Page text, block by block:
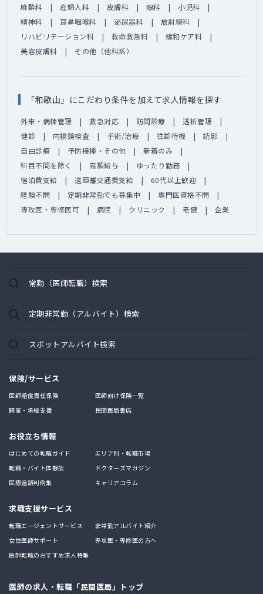
麻酔科 産婦人科 皮膚科 眼科
小児科
精神科
耳鼻咽喉科 泌尿器科
放射線科
リハビリテーション科
救命救急科
緩和ケア科
美容皮膚科
その他（他科系）
「和歌山」にこだわり条件を加えて求人情報を探す
外来・病棟管理 救急対応 訪問診療
透析管理
健診
内視鏡検査 手術/治療 往診待機
読影
自由診療
予防接種・その他
新着のみ
科目不問を除く
高額給与
ゆったり勤務
宿泊費支給
遠距離交通費支給
60代以上歓迎
経験不問
定期非常勤でも募集中
専門医資格不問
専攻医・専修医可
病院 クリニック 老健 企業
常勤（医師転職）検索
定期非常勤（アルバイト）検索
スポットアルバイト検索
保険/サービス
医師賠償責任保険
医師向け保険一覧
開業・承継支援
民間医局書店
お役立ち情報
はじめての転職ガイド
エリア別・転職市場
転職・バイト体験談
ドクターズマガジン
医療過誤判例集
キャリアコラム
求職支援サービス
転職エージェントサービス
非常勤アルバイト紹介
女性医師サポート
専攻医・専修医の方へ
医師転職のおすすめ求人特集
医師の求人・転職「民間医局」トップ